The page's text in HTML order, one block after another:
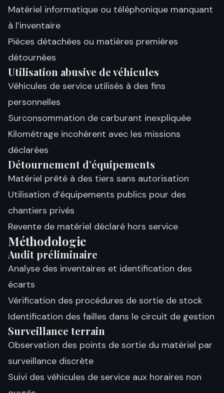
Matériel informatique ou téléphonique manquant
à l’inventaire
Pièces détachées ou matières premières
détournées
Utilisation abusive de véhicules
Véhicules de service utilisés à des fins
personnelles
Surconsommation de carburant inexpliquée
Kilométrage incohérent avec les missions
déclarées
Détournement d’équipements
Matériel prêté à des tiers sans autorisation
Utilisation d’équipements publics pour des
chantiers privés
Revente de matériel déclaré hors service
Méthodologie
Audit préliminaire
Analyse des inventaires et identification des
écarts
Vérification des procédures de sortie de stock
Identification des failles dans le circuit de gestion
Surveillance terrain
Observation des points de sortie du matériel par
surveillance discrète
Suivi des véhicules de service aux horaires non